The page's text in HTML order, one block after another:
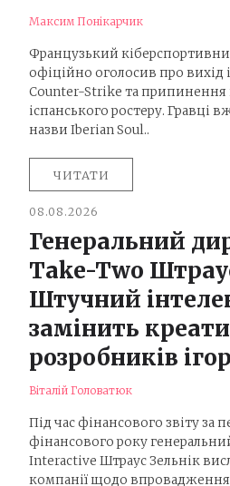
Максим Понікарчик
Французький
офіційно оголосив про вихід
Counter-Strike та припинення
іспанського ростеру. Гравці
назви Iberian Soul..
ЧИТАТИ
08.08.2026
Генеральний
Take-Two
Штучний
замінить
розробників ігор
Віталій Головатюк
Під час фінансового звіту за
фінансового року
Interactive Штраус Зельнік
компанії щодо